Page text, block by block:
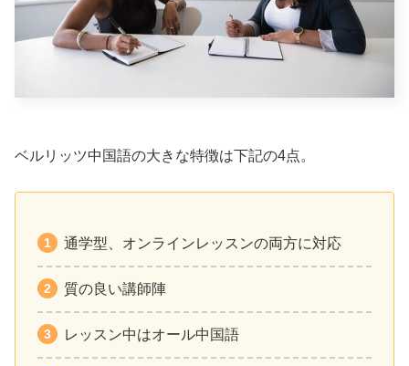
ベルリッツ中国語の大きな特徴は下記の4点。
通学型、オンラインレッスンの両方に対応
質の良い講師陣
レッスン中はオール中国語